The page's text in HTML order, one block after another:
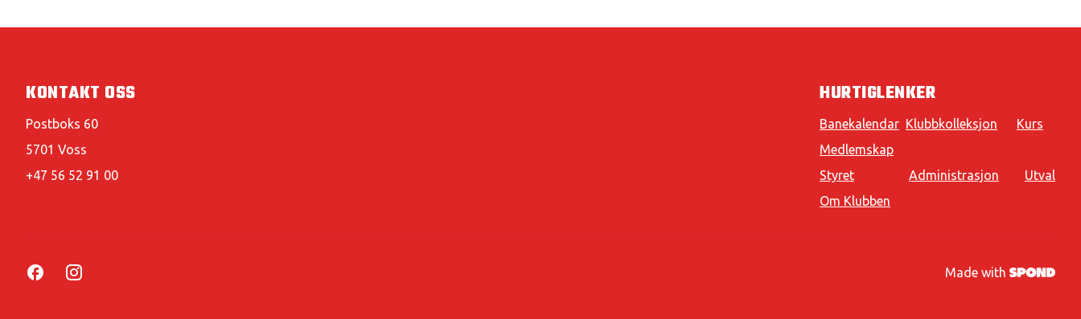
KONTAKT OSS
Postboks 60
5701 Voss
+47 56 52 91 00
HURTIGLENKER
Banekalendar Klubbkolleksjon
Kurs
Medlemskap
Styret
Administrasjon
Utval
Om Klubben
Made with